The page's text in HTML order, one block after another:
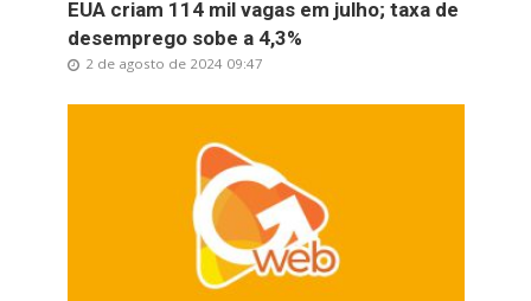
EUA criam 114 mil vagas em julho; taxa de
desemprego sobe a 4,3%
2 de agosto de 2024 09:47